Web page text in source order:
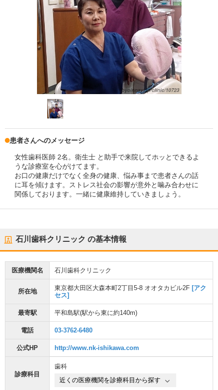
患者さんへのメッセージ
女性歯科医師 2名。衛生士 と助手で来院してホッとできるよ
うな診療室を心がけてます。
お口の健康だけでなく全身の健康、悩み事まで患者さんの話
に耳を傾けます。ストレス社会の影響が意外と噛み合わせに
関係しております。一緒に健康維持していきましょう。
石川歯科クリニック の基本情報
医療機関名 石川歯科クリニック
所在地 東京都大田区大森本町2丁目5-8 オオタカビル2F [アク
セス]
最寄駅 平和島駅(駅から東に約140m)
電話 03-3762-6480
公式HP http://www.nk-ishikawa.com
診療科目
歯科
近くの医療機関を診療科目から探す